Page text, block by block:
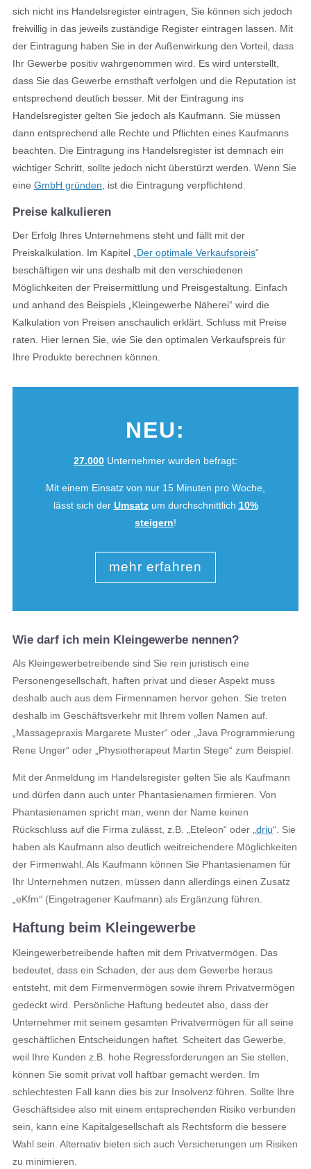
sich nicht ins Handelsregister eintragen, Sie können sich jedoch
freiwillig in das jeweils zuständige Register eintragen lassen. Mit
der Eintragung haben Sie in der Außenwirkung den Vorteil, dass
Ihr Gewerbe positiv wahrgenommen wird. Es wird unterstellt,
dass Sie das Gewerbe ernsthaft verfolgen und die Reputation ist
entsprechend deutlich besser. Mit der Eintragung ins
Handelsregister gelten Sie jedoch als Kaufmann. Sie müssen
dann entsprechend alle Rechte und Pflichten eines Kaufmanns
beachten. Die Eintragung ins Handelsregister ist demnach ein
wichtiger Schritt, sollte jedoch nicht überstürzt werden. Wenn Sie
eine GmbH gründen , ist die Eintragung verpflichtend.
Preise kalkulieren
Der Erfolg Ihres Unternehmens steht und fällt mit der
Preiskalkulation. Im Kapitel „ Der optimale Verkaufspreis“
beschäftigen wir uns deshalb mit den verschiedenen
Möglichkeiten der Preisermittlung und Preisgestaltung. Einfach
und anhand des Beispiels „Kleingewerbe Näherei“ wird die
Kalkulation von Preisen anschaulich erklärt. Schluss mit Preise
raten. Hier lernen Sie, wie Sie den optimalen Verkaufspreis für
Ihre Produkte berechnen können.
NEU:
27.000 Unternehmer wurden befragt:
Mit einem Einsatz von nur 15 Minuten pro Woche,
lässt sich der Umsatzum durchschnittlich 10%
steigern!
mehr erfahren
Wie darf ich mein Kleingewerbe nennen?
Als Kleingewerbetreibende sind Sie rein juristisch eine
Personengesellschaft, haften privat und dieser Aspekt muss
deshalb auch aus dem Firmennamen hervor gehen. Sie treten
deshalb im Geschäftsverkehr mit Ihrem vollen Namen auf.
„Massagepraxis Margarete Muster“ oder „Java Programmierung
Rene Unger“ oder „Physiotherapeut Martin Stege“ zum Beispiel.
Mit der Anmeldung im Handelsregister gelten Sie als Kaufmann
und dürfen dann auch unter Phantasienamen firmieren. Von
Phantasienamen spricht man, wenn der Name keinen
Rückschluss auf die Firma zulässt, z.B. „Eteleon“ oder „ driu“. Sie
haben als Kaufmann also deutlich weitreichendere Möglichkeiten
der Firmenwahl. Als Kaufmann können Sie Phantasienamen für
Ihr Unternehmen nutzen, müssen dann allerdings einen Zusatz
„eKfm“ (Eingetragener Kaufmann) als Ergänzung führen.
Haftung beim Kleingewerbe
Kleingewerbetreibende haften mit dem Privatvermögen. Das
bedeutet, dass ein Schaden, der aus dem Gewerbe heraus
entsteht, mit dem Firmenvermögen sowie ihrem Privatvermögen
gedeckt wird. Persönliche Haftung bedeutet also, dass der
Unternehmer mit seinem gesamten Privatvermögen für all seine
geschäftlichen Entscheidungen haftet. Scheitert das Gewerbe,
weil Ihre Kunden z.B. hohe Regressforderungen an Sie stellen,
können Sie somit privat voll haftbar gemacht werden. Im
schlechtesten Fall kann dies bis zur Insolvenz führen. Sollte Ihre
Geschäftsidee also mit einem entsprechenden Risiko verbunden
sein, kann eine Kapitalgesellschaft als Rechtsform die bessere
Wahl sein. Alternativ bieten sich auch Versicherungen um Risiken
zu minimieren.